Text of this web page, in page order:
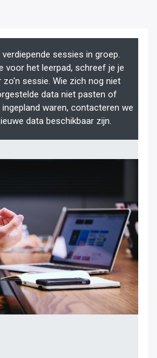
sessies in groep.
voor het leerpad, schreef je je
sessie. Wie zich nog niet
data niet pasten of
waren, contacteren we
data beschikbaar zijn.